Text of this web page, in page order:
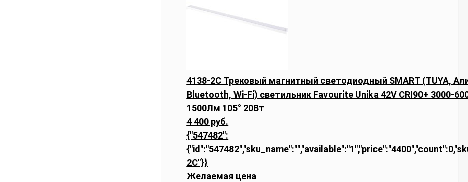
4138-2C Трековый магнитный светодиодный SMART (TUYA,
Bluetooth, Wi-Fi) светильник Favourite Unika 42V CRI90+ 3000-
1500Лм 105° 20Вт
4 400 руб.
{"547482":
2C"}}
Желаемая цена